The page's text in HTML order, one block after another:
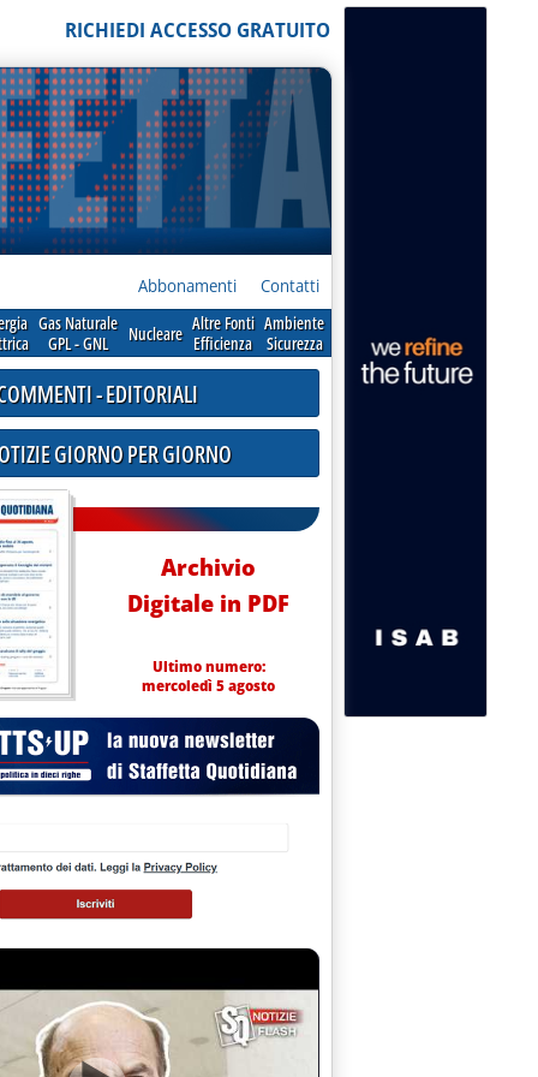
RICHIEDI ACCESSO GRATUITO
Abbonamenti Contatti
Gas Naturale
GPL - GNL
Nucleare Altre Fonti
Efficienza
Ambiente
Sicurezza
- EDITORIALI
GIORNO PER GIORNO
Archivio
Digitale in PDF
Ultimo numero:
mercoledì 5 agosto